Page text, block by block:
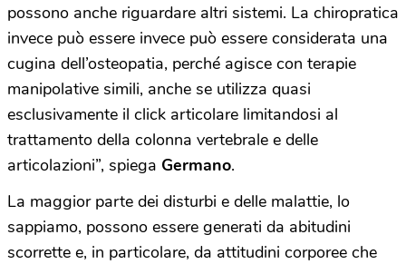
possono anche riguardare altri sistemi. La chiropratica
invece può essere invece può essere considerata una
cugina dell’osteopatia, perché agisce con terapie
manipolative simili, anche se utilizza quasi
esclusivamente il click articolare limitandosi al
trattamento della colonna vertebrale e delle
articolazioni”, spiega Germano.
La maggior parte dei disturbi e delle malattie, lo
sappiamo, possono essere generati da abitudini
scorrette e, in particolare, da attitudini corporee che